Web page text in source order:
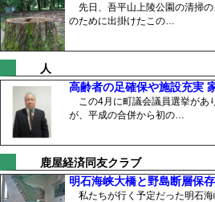
先日、吾平山上陵公園の清掃
のために出掛けたこの…
人
高齢者の足確保や施設充実
この4月に町議会議員選挙があ
が、平成の合併から初の…
鹿屋経済同友クラブ
明石海峡大橋と野島断層保
私たちが行く予定だった明石